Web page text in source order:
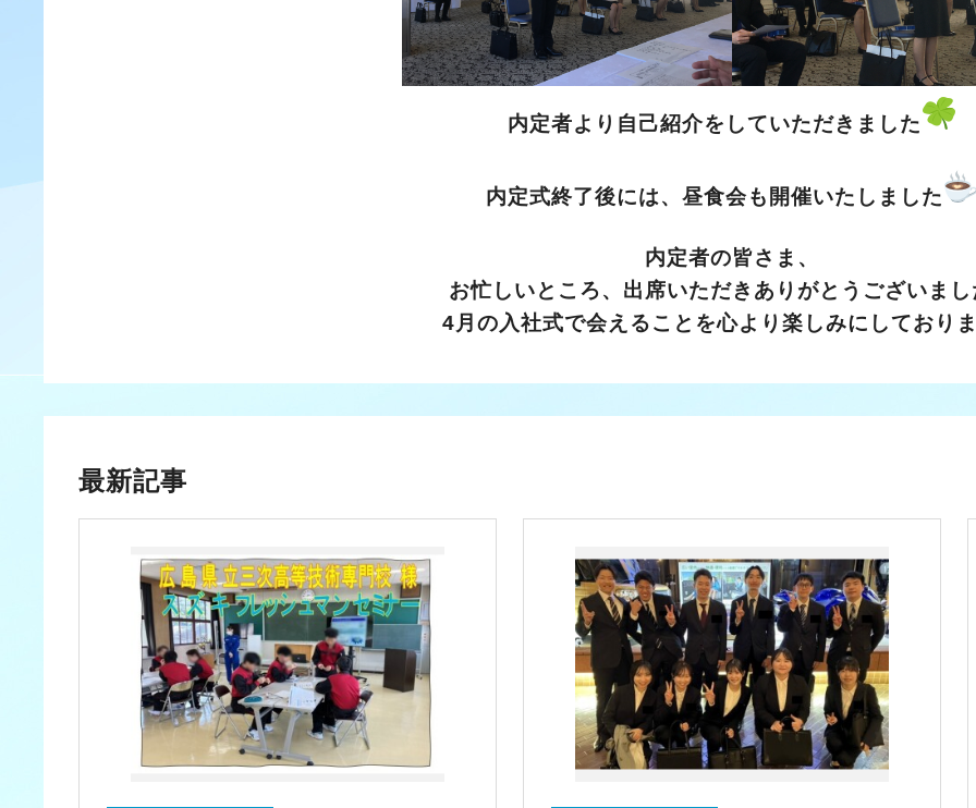
内定者より自己紹介をしていただきました
内定式終了後には、昼食会も開催いたしました
内定者の皆さま、
お忙しいところ、出席いただきありがとうございまし
4月の入社式で会えることを心より楽しみにしており
最新記事